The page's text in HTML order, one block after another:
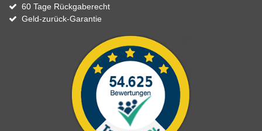
60 Tage Rückgaberecht
Geld-zurück-Garantie